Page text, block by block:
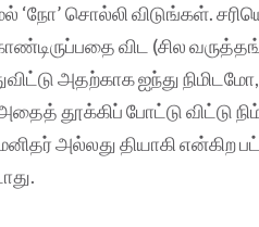
சொல்லி விடுங்கள்.
விட (சில
அதற்காக ஐந்து
தூக்கிப் போட்டு விட்டு
அல்லது தியாகி என்கிற